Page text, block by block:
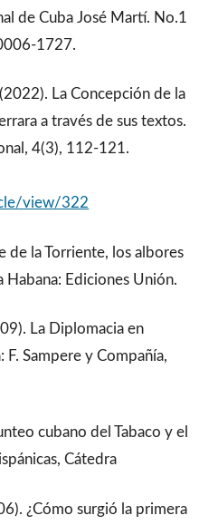
de Cuba José Martí. No.1
1727.
La Concepción de la
a través de sus textos.
4(3), 112-121.
view/322
de la Torriente, los albores
Habana: Ediciones Unión.
La Diplomacia en
F. Sampere y Compañía,
cubano del Tabaco y el
Cátedra
¿Cómo surgió la primera